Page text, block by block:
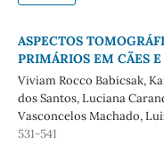
ASPECTOS
PRIMÁRIOS EM CÃES E
Viviam Rocco Babicsak,
dos Santos, Luciana
Vasconcelos Machado,
531-541